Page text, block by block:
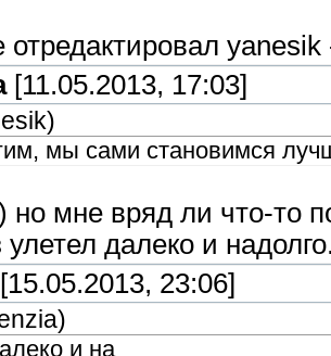
yanesik
[11.05.2013, 17:03]
)
мы сами становимся
но мне вряд ли что-то
далеко и
[15.05.2013, 23:06]
)
и на